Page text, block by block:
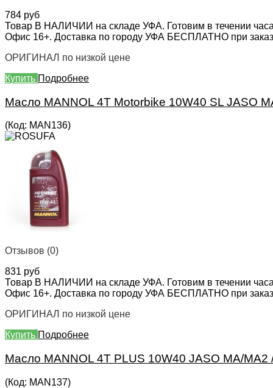
784 руб
Товар В НАЛИЧИИ на складе УФА. Готовим в течении
Офис 16+. Доставка по городу УФА БЕСПЛАТНО при
ОРИГИНАЛ по низкой цене
Купить Подробнее
Масло MANNOL 4T Motorbike 10W40 SL JASO
(Код: MAN136)
Отзывов (0)
831 руб
Товар В НАЛИЧИИ на складе УФА. Готовим в течении
Офис 16+. Доставка по городу УФА БЕСПЛАТНО при
ОРИГИНАЛ по низкой цене
Купить Подробнее
Масло MANNOL 4T PLUS 10W40 JASO MA/MA2
(Код: MAN137)